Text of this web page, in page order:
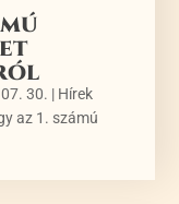
30. | Hírek
az 1. számú